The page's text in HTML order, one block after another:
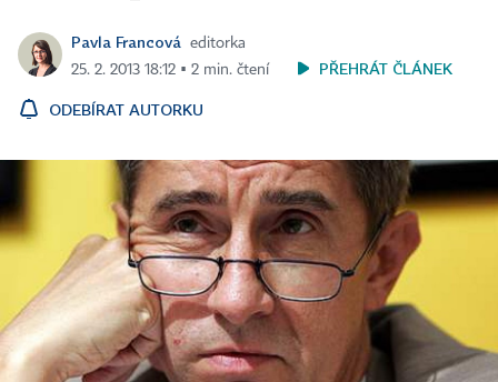
Pavla Francová
editorka
25. 2. 2013 18:12 ▪ 2 min. čtení
PŘEHRÁT ČLÁNEK
ODEBÍRAT AUTORKU